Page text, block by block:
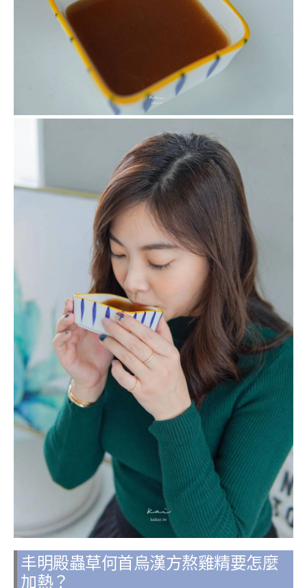
丰明殿蟲草何首烏漢方熬雞精要怎麼
加熱？